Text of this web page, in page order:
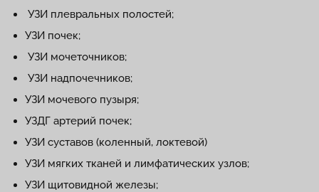
УЗИ плевральных полостей;
УЗИ почек;
УЗИ мочеточников;
УЗИ надпочечников;
УЗИ мочевого пузыря;
УЗДГ артерий почек;
УЗИ суставов (коленный, локтевой)
УЗИ мягких тканей и лимфатических узлов;
УЗИ щитовидной железы;